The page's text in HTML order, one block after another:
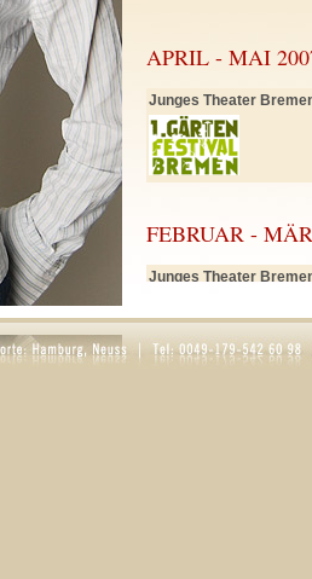
APRIL - MAI
Junges Theater
FEBRUAR -
Junges Theater